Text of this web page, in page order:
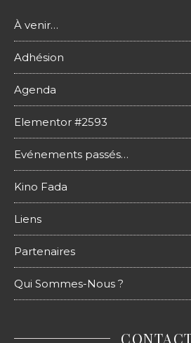
À venir…
Adhésion
Agenda
Elementor #2593
Evénements passés…
Kino Fada
Liens
Partenaires
Qui Sommes-Nous ?